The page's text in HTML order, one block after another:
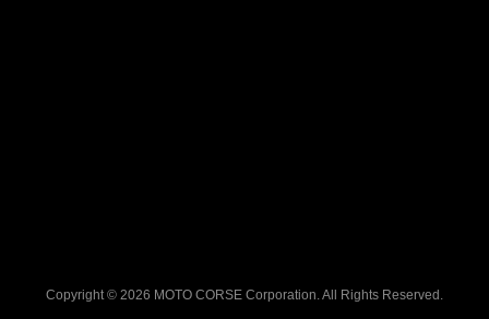
Copyright © 2026 MOTO CORSE Corporation. All Rights Reserved.